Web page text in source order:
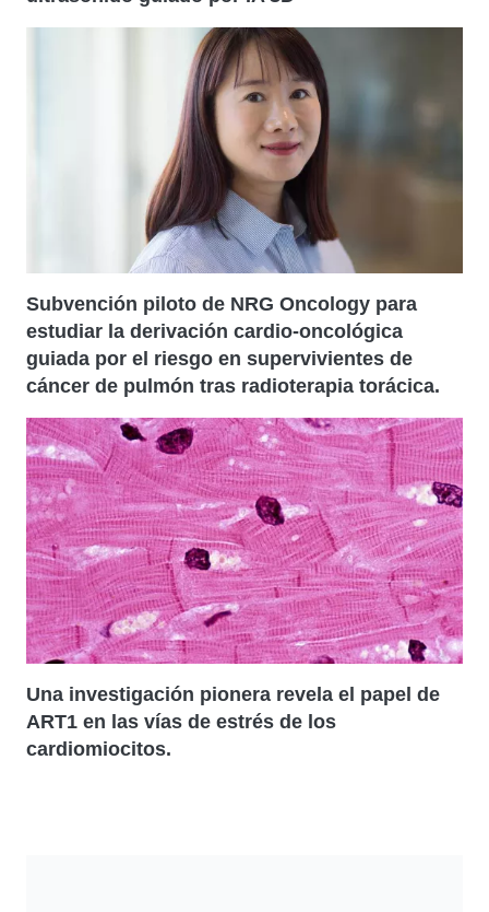
Subvención piloto de NRG Oncology para
estudiar la derivación cardio-oncológica
guiada por el riesgo en supervivientes de
cáncer de pulmón tras radioterapia torácica.
Una investigación pionera revela el papel de
ART1 en las vías de estrés de los
cardiomiocitos.